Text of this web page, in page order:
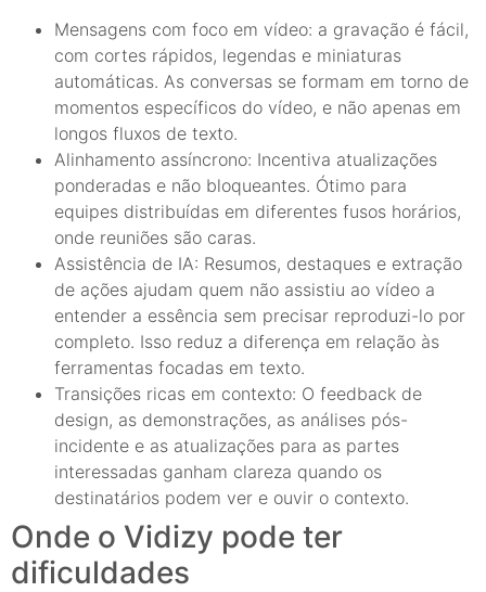
Mensagens com foco em vídeo: a gravação é fácil,
com cortes rápidos, legendas e miniaturas
automáticas. As conversas se formam em torno de
momentos específicos do vídeo, e não apenas em
longos fluxos de texto.
Alinhamento assíncrono: Incentiva atualizações
ponderadas e não bloqueantes. Ótimo para
equipes distribuídas em diferentes fusos horários,
onde reuniões são caras.
Assistência de IA: Resumos, destaques e extração
de ações ajudam quem não assistiu ao vídeo a
entender a essência sem precisar reproduzi-lo por
completo. Isso reduz a diferença em relação às
ferramentas focadas em texto.
Transições ricas em contexto: O feedback de
design, as demonstrações, as análises pós-
incidente e as atualizações para as partes
interessadas ganham clareza quando os
destinatários podem ver e ouvir o contexto.
Onde o Vidizy pode ter
dificuldades